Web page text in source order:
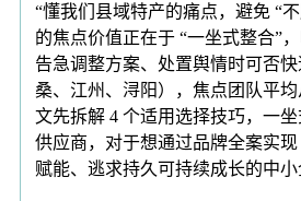
“懂我们县域特产的痛点，避免 “
的焦点价值正在于 “一坐式整合”
告急调整方案、处置舆情时可否
桑、江州、浔阳），焦点团队平
文先拆解 4 个适用选择技巧，一
供应商，对于想通过品牌全案实现
赋能、逃求持久可持续成长的中小